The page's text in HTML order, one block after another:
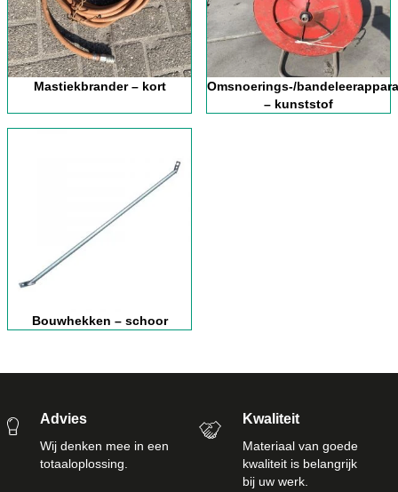
Mastiekbrander – kort
Omsnoerings-/
– kunststof
Bouwhekken – schoor
Advies
Wij denken mee in een
totaaloplossing.
Kwaliteit
Materiaal van goede
kwaliteit is belangrijk
bij uw werk.